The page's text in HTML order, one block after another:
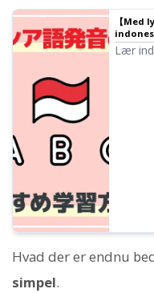
【Med
og
Tekst-
Lær
Hvad der er endnu
simpel.